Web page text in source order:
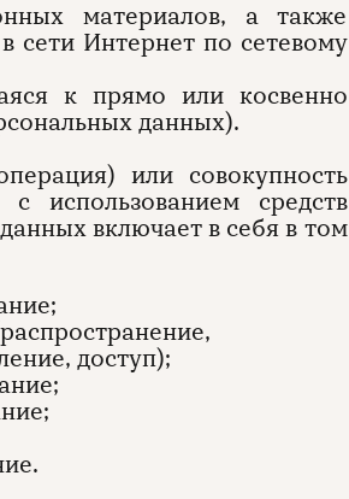
материалов, а также
сети Интернет по сетевому
к прямо или косвенно
данных).
или совокупность
использованием средств
включает в себя в том
доступ);